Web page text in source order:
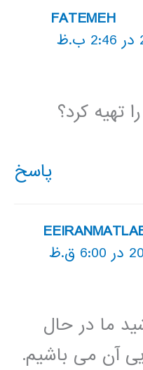
FATEMEH
تهیه کرد؟
پاسخ
ما در حال
آن می باشیم.